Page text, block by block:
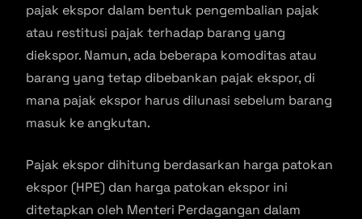
pajak ekspor dalam bentuk pengembalian pajak
atau restitusi pajak terhadap barang yang
diekspor. Namun, ada beberapa komoditas atau
barang yang tetap dibebankan pajak ekspor, di
mana pajak ekspor harus dilunasi sebelum barang
masuk ke angkutan.
Pajak ekspor dihitung berdasarkan harga patokan
ekspor (HPE) dan harga patokan ekspor ini
ditetapkan oleh Menteri Perdagangan dalam